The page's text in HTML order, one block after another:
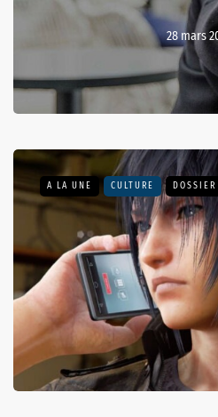
28 mars
A LA UNE CULTURE